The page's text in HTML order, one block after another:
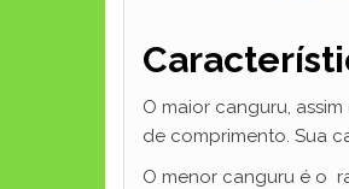
O maior canguru,
de comprimento. Sua
O menor canguru é o